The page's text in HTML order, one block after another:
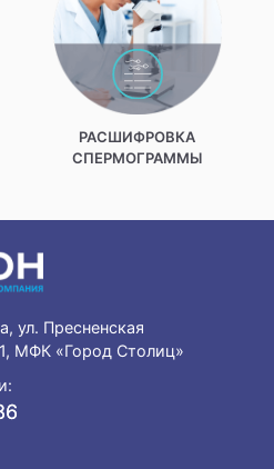
РАСШИФРОВКА
СПЕРМОГРАММЫ
ул. Пресненская
МФК «Город Столиц»